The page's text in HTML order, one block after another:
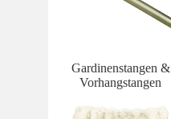
Gardinenstangen &
Vorhangstangen